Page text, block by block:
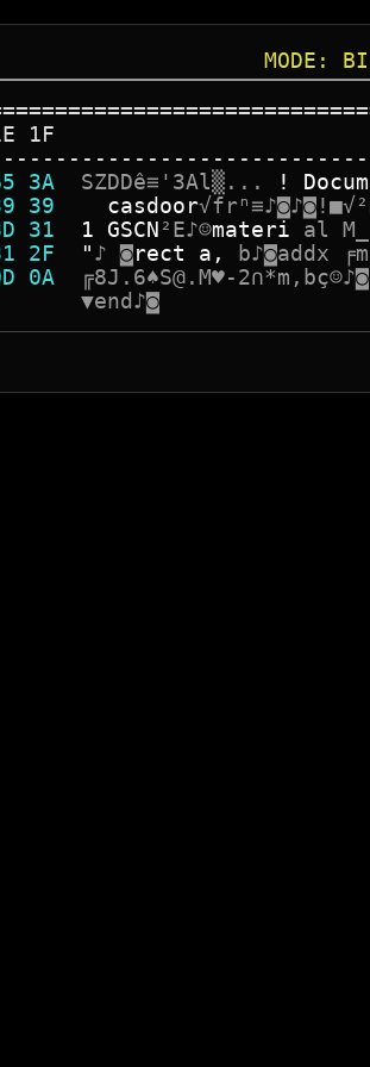
MODE:
1F
3A
SZDDê≡ ' 3Al▒. . . ! Docum
39
casdoor√frⁿ≡♪◙♪◙!■√²
31
1 GSCN²E♪☺materi al M
2F
"♪ ◙rect a , b♪◙addx ╒m
0A
╔8J . 6♠S@.M♥-2∩*m , bç☺♪◙
▼end♪◙